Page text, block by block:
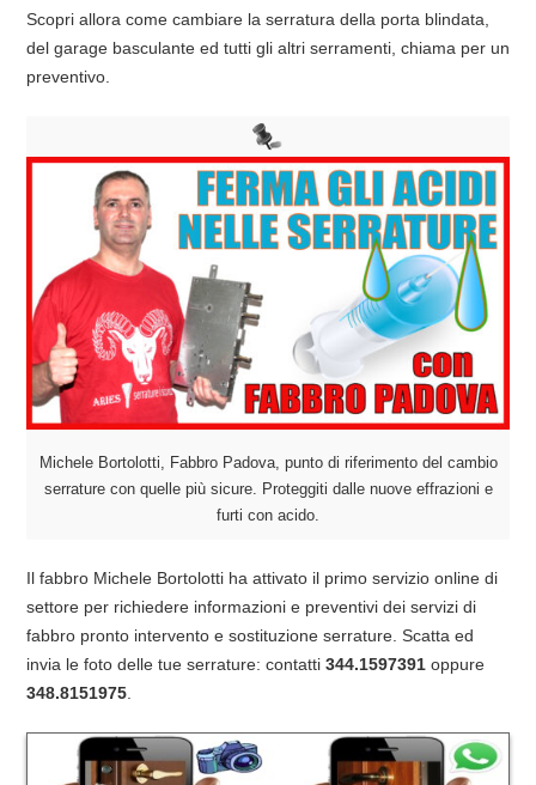
Scopri allora come cambiare la serratura della porta blindata,
del garage basculante ed tutti gli altri serramenti, chiama per un
preventivo.
Michele Bortolotti, Fabbro Padova, punto di riferimento del cambio
serrature con quelle più sicure. Proteggiti dalle nuove effrazioni e
furti con acido.
Il fabbro Michele Bortolotti ha attivato il primo servizio online di
settore per richiedere informazioni e preventivi dei servizi di
fabbro pronto intervento e sostituzione serrature. Scatta ed
invia le foto delle tue serrature: contatti 344.1597391 oppure
348.8151975.